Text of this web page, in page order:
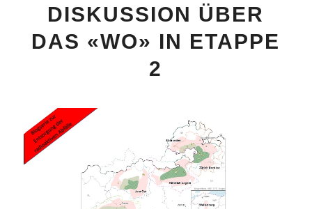
DISKUSSION ÜBER
DAS «WO» IN ETAPPE
2